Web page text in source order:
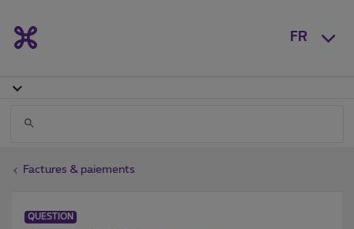
FR
Factures & paiements
QUESTION